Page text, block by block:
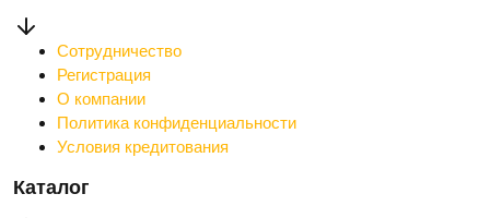
Сотрудничество
Регистрация
О компании
Политика конфиденциальности
Условия кредитования
Каталог